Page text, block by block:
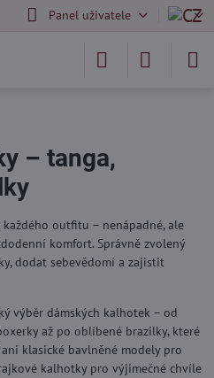
Panel uživatele
– tanga,
outfitu – nenápadné, ale
komfort. Správně zvolený
dodat sebevědomí a zajistit
výběr dámských kalhotek – od
až po oblíbené brazilky, které
klasické bavlněné modely pro
kalhotky pro výjimečné chvíle